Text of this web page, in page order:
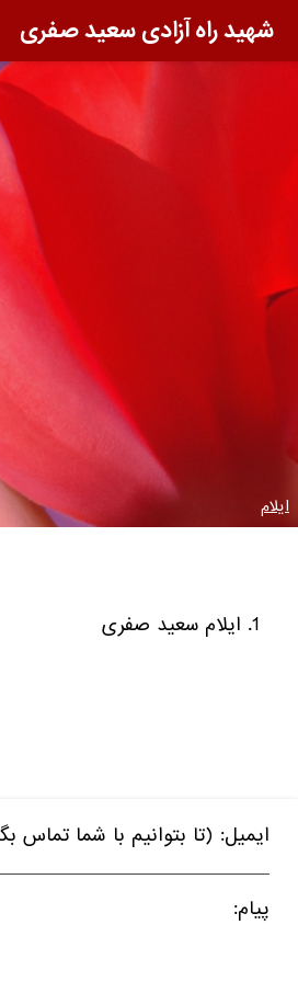
شهید راه آزادی سعید صفری
ایلام
ایلام سعید صفری
ایمیل: (تا بتوانیم با شما تماس
پیام: